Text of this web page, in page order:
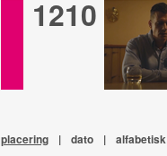
1210
placering | dato | alfabetisk